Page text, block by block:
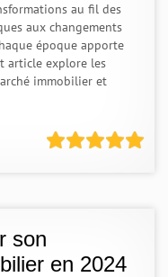
au fil des
aux changements
époque apporte
article explore les
immobilier et
son
en 2024